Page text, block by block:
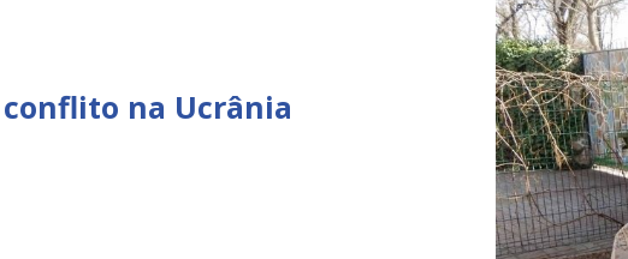
na Ucrânia